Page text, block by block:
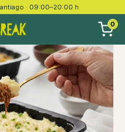
· 09:00–20:00 h
0